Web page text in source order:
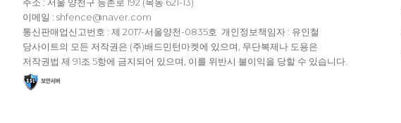
이메일 : shfence@naver.com
통신판매업신고번호 : 제 2017-서울양천-0835호 개인정보책임자 : 유인철
당사이트의 모든 저작권은 (주)배드민턴마켓에 있으며, 무단복제나 도용은
저작권법 제 91조 5항에 금지되어 있으며, 이를 위반시 불이익을 당할 수 있습니다.